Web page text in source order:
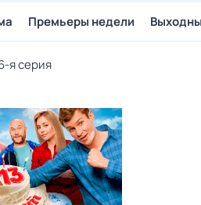
Премьеры недели
я серия